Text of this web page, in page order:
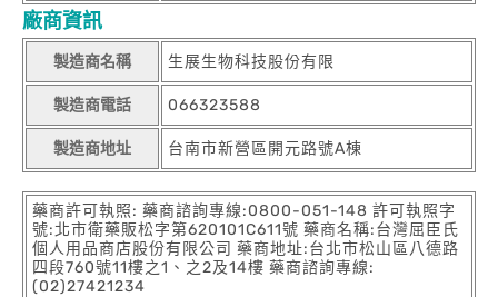
廠商資訊
製造商名稱 生展生物科技股份有限
製造商電話 066323588
製造商地址 台南市新營區開元路號A棟
藥商許可執照: 藥商諮詢專線:0800-051-148 許可執照字
號:北市衛藥販松字第620101C611號 藥商名稱:台灣屈臣氏
個人用品商店股份有限公司 藥商地址:台北市松山區八德路
四段760號11樓之1、之2及14樓 藥商諮詢專線:
(02)27421234